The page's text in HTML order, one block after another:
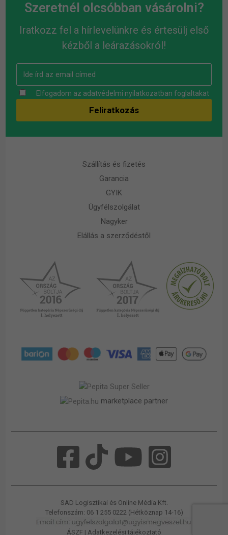
Szeretnél olcsóbban vásárolni?
Iratkozz fel a hírlevelünkre és értesülj első
kézből a leárazásokról!
Elfogadom az adatvédelmi nyilatkozatban foglaltakat
Szállítás és fizetés
Garancia
GYIK
Ügyfélszolgálat
Nagyker
Elállás a szerződéstől
marketplace partner
SAD Logisztikai és Online Média Kft.
Telefonszám: 06 1 255 0222 (Hétköznap 14-16)
ÁSZF | Adatkezelési tájékoztató